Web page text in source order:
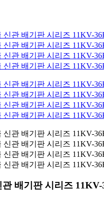
배기판 시리즈